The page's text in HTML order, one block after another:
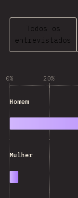
Todos os
entrevistados
0% 20%
Homem
Mulher